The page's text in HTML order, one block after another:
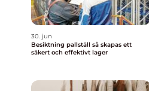
30. jun
Besiktning pallställ så skapas ett
säkert och effektivt lager